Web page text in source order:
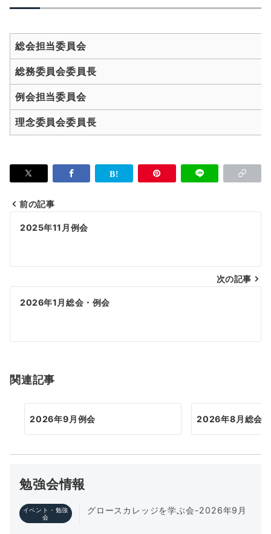
総会担当委員会
総務委員会委員長
例会担当委員会
理念委員会委員長
投
ビ
ゲ
シ
ン
前の記事
2025年11月例会
次の記事
2026年1月総会・例会
関連記事
2026年9月例会 2026年8月総会
勉強会情報
イベント・勉強
会
グロースカレッジを学ぶ会-2026年9月